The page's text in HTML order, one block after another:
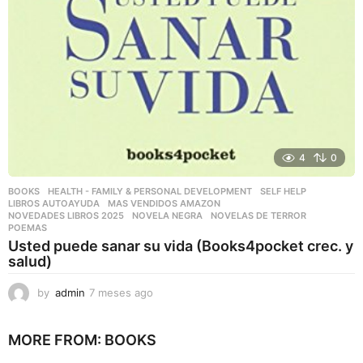
4 0
BOOKS ,HEALTH - FAMILY & PERSONAL DEVELOPMENT ,SELF HELP
LIBROS AUTOAYUDA
,MAS VENDIDOS AMAZON
NOVEDADES LIBROS 2025
,NOVELA NEGRA ,NOVELAS DE TERROR
POEMAS
Usted puede sanar su vida (Books4pocket crec. y
salud)
by admin 7 meses ago
s
MORE FROM: BOOKS